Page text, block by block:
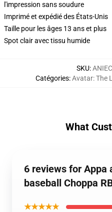
l'impression sans soudure
Imprimé et expédié des États-Unis
Taille pour les âges 13 ans et plus
Spot clair avec tissu humide
SKU:
Catégories:Avatar: The
What
6 reviews for Appa
baseball Choppa
★★★★★